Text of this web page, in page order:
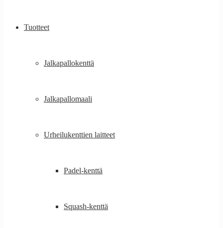
Tuotteet
Jalkapallokenttä
Jalkapallomaali
Urheilukenttien laitteet
Padel-kenttä
Squash-kenttä